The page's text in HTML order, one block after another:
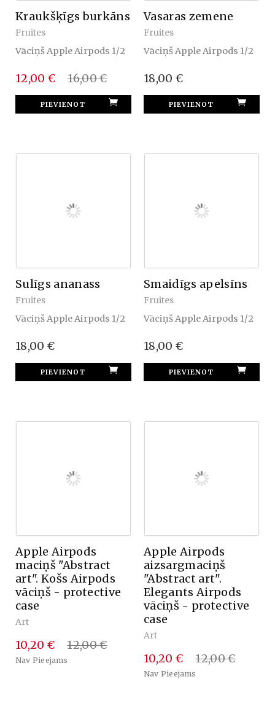
Kraukšķīgs burkāns
Fruites
Vāciņš Apple Airpods 1/2
12,00 € 16,00 €
Vasaras zemene
Fruites
Vāciņš Apple Airpods 1/2
18,00 €
Sulīgs ananass
Fruites
Vāciņš Apple Airpods 1/2
18,00 €
Smaidīgs apelsīns
Fruites
Vāciņš Apple Airpods 1/2
18,00 €
Apple Airpods
maciņš "Abstract
art". Košs Airpods
vāciņš - protective
case
Art
10,20 € 12,00 €
Nav Pieejams
Apple Airpods
aizsargmaciņš
"Abstract art".
Elegants Airpods
vāciņš - protective
case
Art
10,20 € 12,00 €
Nav Pieejams